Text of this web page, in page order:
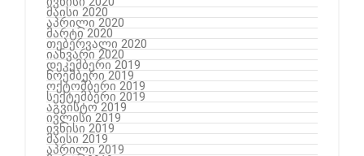
მაისი 2020
აპრილი 2020
მარტი 2020
თებერვალი 2020
იანვარი 2020
დეკემბერი 2019
ნოემბერი 2019
ოქტომბერი 2019
სექტემბერი 2019
აგვისტო 2019
ივლისი 2019
ივნისი 2019
მაისი 2019
აპრილი 2019